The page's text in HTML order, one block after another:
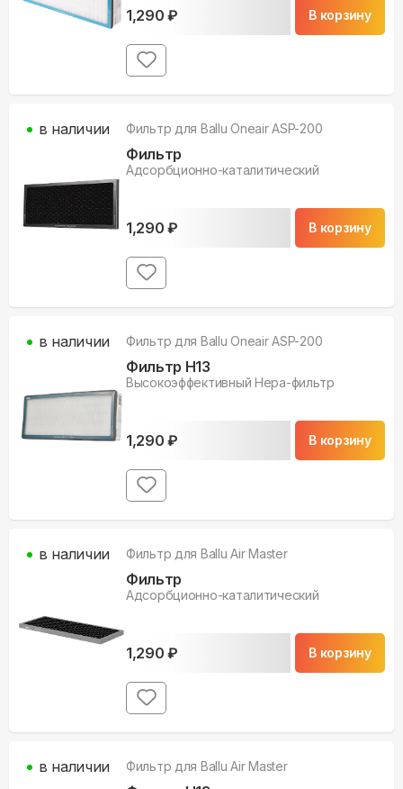
1,290 ₽ В корзину
Фильтр для Ballu Oneair ASP-200
Фильтр
Адсорбционно-каталитический
1,290 ₽ В корзину
в наличии
Фильтр для Ballu Oneair ASP-200
Фильтр H13
Высокоэффективный Нера-фильтр
1,290 ₽ В корзину
в наличии
Фильтр для Ballu Air Master
Фильтр
Адсорбционно-каталитический
1,290 ₽ В корзину
в наличии
Фильтр для Ballu Air Master
в наличии